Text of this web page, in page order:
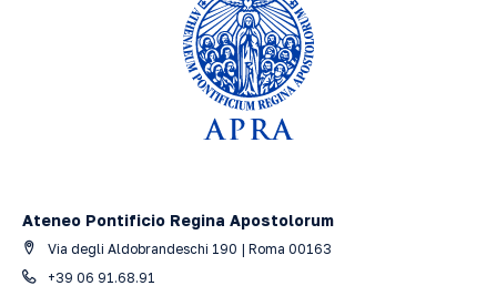
Ateneo Pontificio Regina Apostolorum
Via degli Aldobrandeschi 190 | Roma 00163
+39 06 91.68.91